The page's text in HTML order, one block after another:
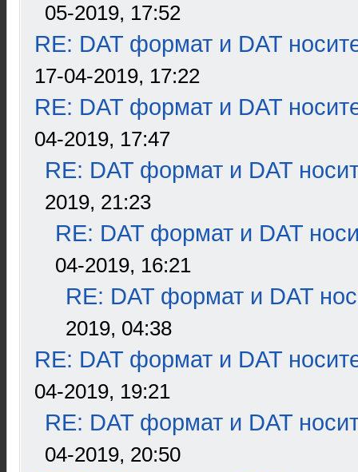
05-2019, 17:52
RE: DAT формат и DAT
17-04-2019, 17:22
RE: DAT формат и DAT
04-2019, 17:47
RE: DAT формат и DAT
2019, 21:23
RE: DAT формат и DAT
04-2019, 16:21
RE: DAT формат и DAT
2019, 04:38
RE: DAT формат и DAT
04-2019, 19:21
RE: DAT формат и DAT
04-2019, 20:50